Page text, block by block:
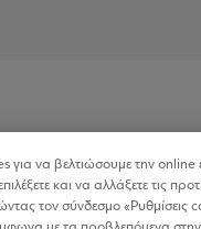
για να βελτιώσουμε την online
και να αλλάξετε τις
τον σύνδεσμο «Ρυθμίσεις